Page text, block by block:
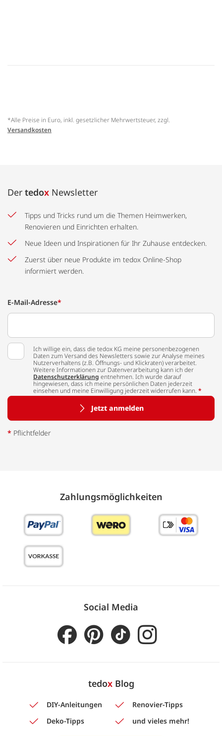
*Alle Preise in Euro, inkl. gesetzlicher Mehrwertsteuer, zzgl.
Versandkosten
Der tedox Newsletter
Tipps und Tricks rund um die Themen Heimwerken,
Renovieren und Einrichten erhalten.
Neue Ideen und Inspirationen für Ihr Zuhause entdecken.
Zuerst über neue Produkte im tedox Online-Shop
informiert werden.
E-Mail-Adresse*
Ich willige ein, dass die tedox KG meine personenbezogenen
Daten zum Versand des Newsletters sowie zur Analyse meines
Nutzerverhaltens (z.B. Öffnungs- und Klickraten) verarbeitet.
Weitere Informationen zur Datenverarbeitung kann ich der
Datenschutzerklärung entnehmen. Ich wurde darauf
hingewiesen, dass ich meine persönlichen Daten jederzeit
einsehen und meine Einwilligung jederzeit widerrufen kann. *
Jetzt anmelden
* Pflichtfelder
Zahlungs­möglich­keiten
Social Media
tedoxBlog
DIY-Anleitungen
Renovier-Tipps
Deko-Tipps
und vieles mehr!